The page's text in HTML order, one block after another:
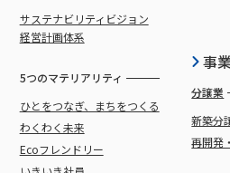
サステナビリティビジョン
経営計画体系
5つのマテリアリティ
ひとをつなぎ、まちをつくる
わくわく未来
Ecoフレンドリー
事
分譲業
新築分
再開発・